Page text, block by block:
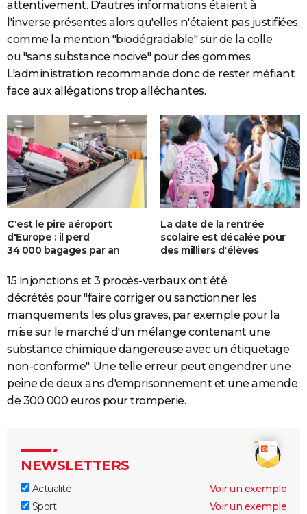
attentivement. D'autres informations étaient à
l'inverse présentes alors qu'elles n'étaient pas justifiées,
comme la mention "biodégradable" sur de la colle
ou "sans substance nocive" pour des gommes.
L'administration recommande donc de rester méfiant
face aux allégations trop alléchantes.
C'est le pire aéroport
d'Europe : il perd
34 000 bagages par an
La date de la rentrée
scolaire est décalée pour
des milliers d'élèves
15 injonctions et 3 procès-verbaux ont été
décrétés pour "faire corriger ou sanctionner les
manquements les plus graves, par exemple pour la
mise sur le marché d'un mélange contenant une
substance chimique dangereuse avec un étiquetage
non-conforme". Une telle erreur peut engendrer une
peine de deux ans d'emprisonnement et une amende
de 300 000 euros pour tromperie.
NEWSLETTERS
Actualité
Voir un exemple
Sport
Voir un exemple